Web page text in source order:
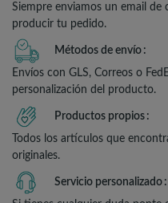
Siempre enviamos un email de
producir tu pedido.
Métodos de envío
Envíos con GLS, Correos o
personalización del producto.
Productos propios
Todos los artículos que
originales.
Servicio personalizado